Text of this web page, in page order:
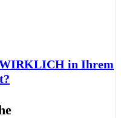
WIRKLICH in Ihrem